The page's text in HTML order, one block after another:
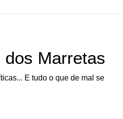
dos Marretas
E tudo o que de mal se